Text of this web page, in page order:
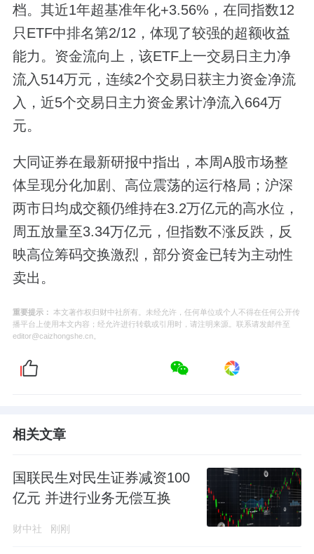
档。其近1年超基准年化+3.56%，在同指数12
只ETF中排名第2/12，体现了较强的超额收益
能力。资金流向上，该ETF上一交易日主力净
流入514万元，连续2个交易日获主力资金净流
入，近5个交易日主力资金累计净流入664万
元。
大同证券在最新研报中指出，本周A股市场整
体呈现分化加剧、高位震荡的运行格局；沪深
两市日均成交额仍维持在3.2万亿元的高水位，
周五放量至3.34万亿元，但指数不涨反跌，反
映高位筹码交换激烈，部分资金已转为主动性
卖出。
重要提示： 本文著作权归财中社所有。未经允许，任何单位或个人不得在任何公开传
播平台上使用本文内容；经允许进行转载或引用时，请注明来源。联系请发邮件至
editor@caizhongshe.cn。
相关文章
国联民生对民生证券减资100
亿元 并进行业务无偿互换
财中社 刚刚